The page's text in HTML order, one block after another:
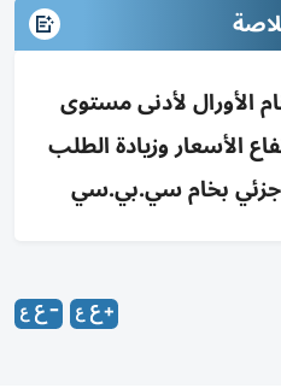
الأورال لأدنى مستوى
الأسعار وزيادة الطلب
بخام سي.بي.سي